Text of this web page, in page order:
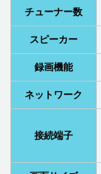
チューナー数
スピーカー
録画機能
ネットワーク
接続端子